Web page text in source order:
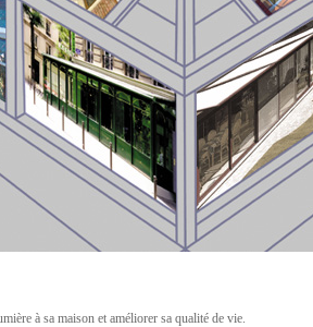
à sa maison et améliorer sa qualité de vie.